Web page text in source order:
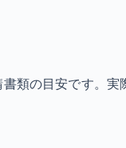
類の目安です。